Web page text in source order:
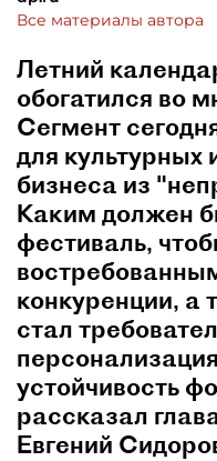
Все материалы автора
Летний
обогатился во
Сегмент
для культурных
бизнеса из
Каким должен
фестиваль,
конкуренции, а
стал
устойчивость
рассказал
Евгений